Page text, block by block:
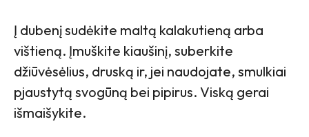
Į dubenį sudėkite maltą kalakutieną arba
vištieną. Įmuškite kiaušinį, suberkite
džiūvėsėlius, druską ir, jei naudojate, smulkiai
pjaustytą svogūną bei pipirus. Viską gerai
išmaišykite.